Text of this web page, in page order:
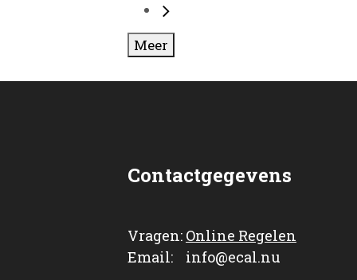
Meer
Contactgegevens
Vragen: Online Regelen
Email: info@ecal.nu